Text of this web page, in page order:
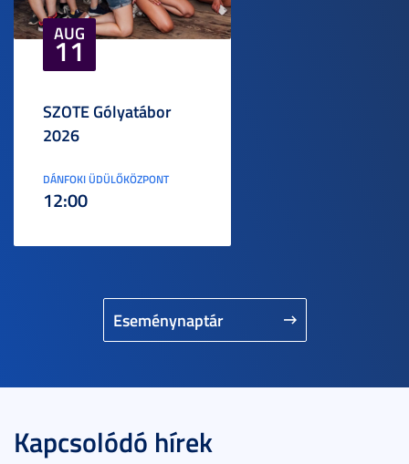
Eseménynaptár
AUG
11
SZOTE Gólyatábor
2026
DÁNFOKI ÜDÜLŐKÖZPONT
12:00
Kapcsolódó hírek